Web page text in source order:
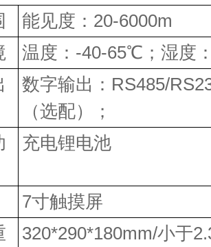
能见度：20-6000m
温度：-40-65℃；湿度
数字输出：RS485/
（选配）；
充电锂电池
7寸触摸屏
320*290*180mm/小于